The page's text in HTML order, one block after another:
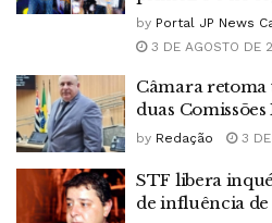
by Portal JP News
3 DE AGOSTO DE
Câmara retoma
duas Comissões
by Redação 3 DE
STF libera
de influência